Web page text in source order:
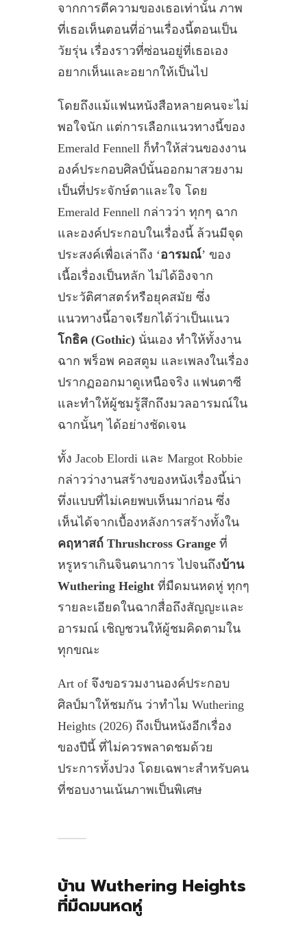
จากการตีความของเธอเท่านั้น ภาพ
ที่เธอเห็นตอนที่อ่านเรื่องนี้ตอนเป็น
วัยรุ่น เรื่องราวที่ซ่อนอยู่ที่เธอเอง
อยากเห็นและอยากให้เป็นไป
โดยถึงแม้แฟนหนังสือหลายคนจะไม่
พอใจนัก แต่การเลือกแนวทางนี้ของ
Emerald Fennell ก็ทำให้ส่วนของงาน
องค์ประกอบศิลป์นั้นออกมาสวยงาม
เป็นที่ประจักษ์ตาและใจ โดย
Emerald Fennell กล่าวว่า ทุกๆ ฉาก
และองค์ประกอบในเรื่องนี้ ล้วนมีจุด
ประสงค์เพื่อเล่าถึง ‘อารมณ์’ ของ
เนื้อเรื่องเป็นหลัก ไม่ได้อิงจาก
ประวัติศาสตร์หรือยุคสมัย ซึ่ง
แนวทางนี้อาจเรียกได้ว่าเป็นแนว
โกธิค (Gothic) นั่นเอง ทำให้ทั้งงาน
ฉาก พร็อพ คอสตูม และเพลงในเรื่อง
ปรากฏออกมาดูเหนือจริง แฟนตาซี
และทำให้ผู้ชมรู้สึกถึงมวลอารมณ์ใน
ฉากนั้นๆ ได้อย่างชัดเจน
ทั้ง Jacob Elordi และ Margot Robbie
กล่าวว่างานสร้างของหนังเรื่องนี้น่า
ทึ่งแบบที่ไม่เคยพบเห็นมาก่อน ซึ่ง
เห็นได้จากเบื้องหลังการสร้างทั้งใน
คฤหาสถ์ Thrushcross Grange ที่
หรูหราเกินจินตนาการ ไปจนถึงบ้าน
Wuthering Height ที่มืดมนหดหู่ ทุกๆ
รายละเอียดในฉากสื่อถึงสัญญะและ
อารมณ์ เชิญชวนให้ผู้ชมคิดตามใน
ทุกขณะ
Art of จึงขอรวมงานองค์ประกอบ
ศิลป์มาให้ชมกัน ว่าทำไม Wuthering
Heights (2026) ถึงเป็นหนังอีกเรื่อง
ของปีนี้ ที่ไม่ควรพลาดชมด้วย
ประการทั้งปวง โดยเฉพาะสำหรับคน
ที่ชอบงานเน้นภาพเป็นพิเศษ
บ้าน Wuthering Heights
ที่มืดมนหดหู่